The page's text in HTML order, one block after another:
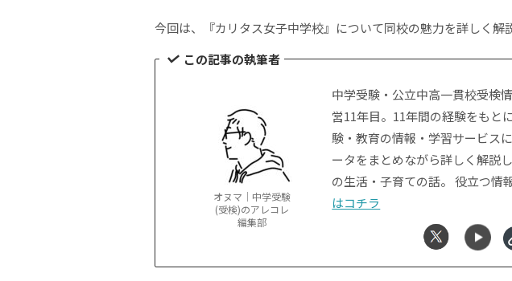
今回は、『カリタス女子中学校』について同校の魅力を詳しく解
この記事の執筆者
オヌマ｜中学受験
(受検)のアレコレ
編集部
中学受験・公立中高一貫校受検
営11年目。11年間の経験をもと
験・教育の情報・学習サービス
ータをまとめながら詳しく解説
の生活・子育ての話。 役立つ情
はコチラ